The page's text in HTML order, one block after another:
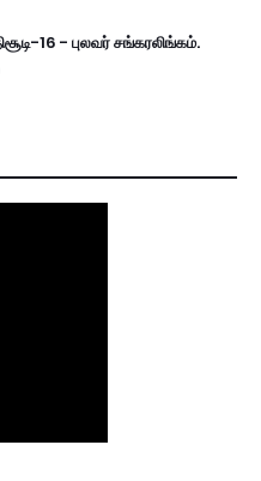
16 - புலவர் சங்கரலிங்கம்.